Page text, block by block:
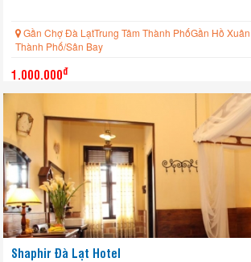
Gần Chợ Đà LạtTrung Tâm Thành PhốGần Hồ
Thành Phố/Sân Bay
1.000.000đ
Shaphir Đà Lạt Hotel